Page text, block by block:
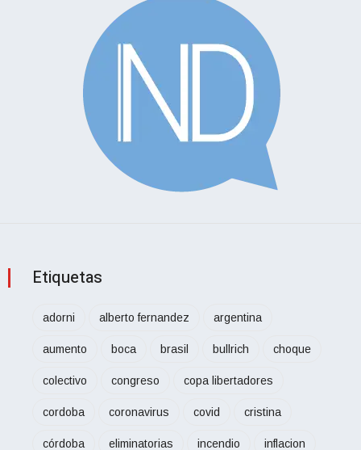
Etiquetas
adorni alberto fernandez argentina
aumento boca brasil bullrich choque
colectivo congreso copa libertadores
cordoba coronavirus covid cristina
córdoba eliminatorias incendio inflacion